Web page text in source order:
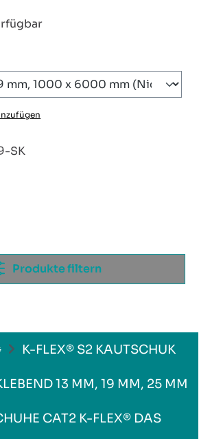
SK
Produkte filtern
K-FLEX® S2 KAUTSCHUK
13 MM, 19 MM, 25 MM
CAT2 K-FLEX® DAS